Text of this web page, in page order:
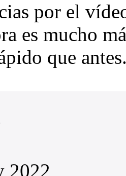
por el
es mucho
que
2022